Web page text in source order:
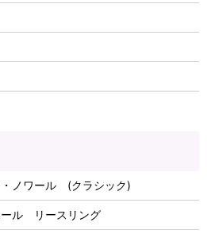
ノワール (クラシック)
ール リースリング